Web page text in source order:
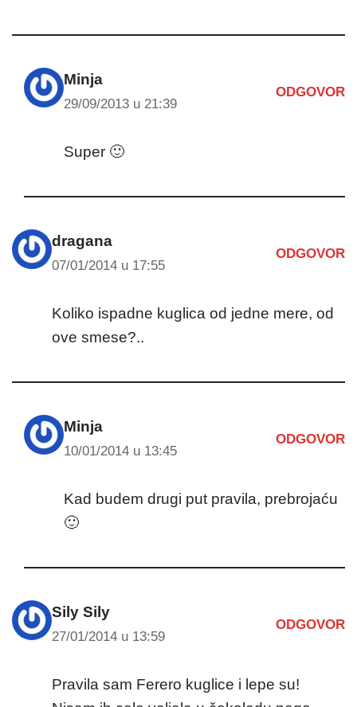
Minja
29/09/2013 u 21:39
ODGOVOR
Super 🙂
dragana
07/01/2014 u 17:55
ODGOVOR
Koliko ispadne kuglica od jedne mere, od
ove smese?..
Minja
10/01/2014 u 13:45
ODGOVOR
Kad budem drugi put pravila, prebrojaću
🙂
Sily Sily
27/01/2014 u 13:59
ODGOVOR
Pravila sam Ferero kuglice i lepe su!